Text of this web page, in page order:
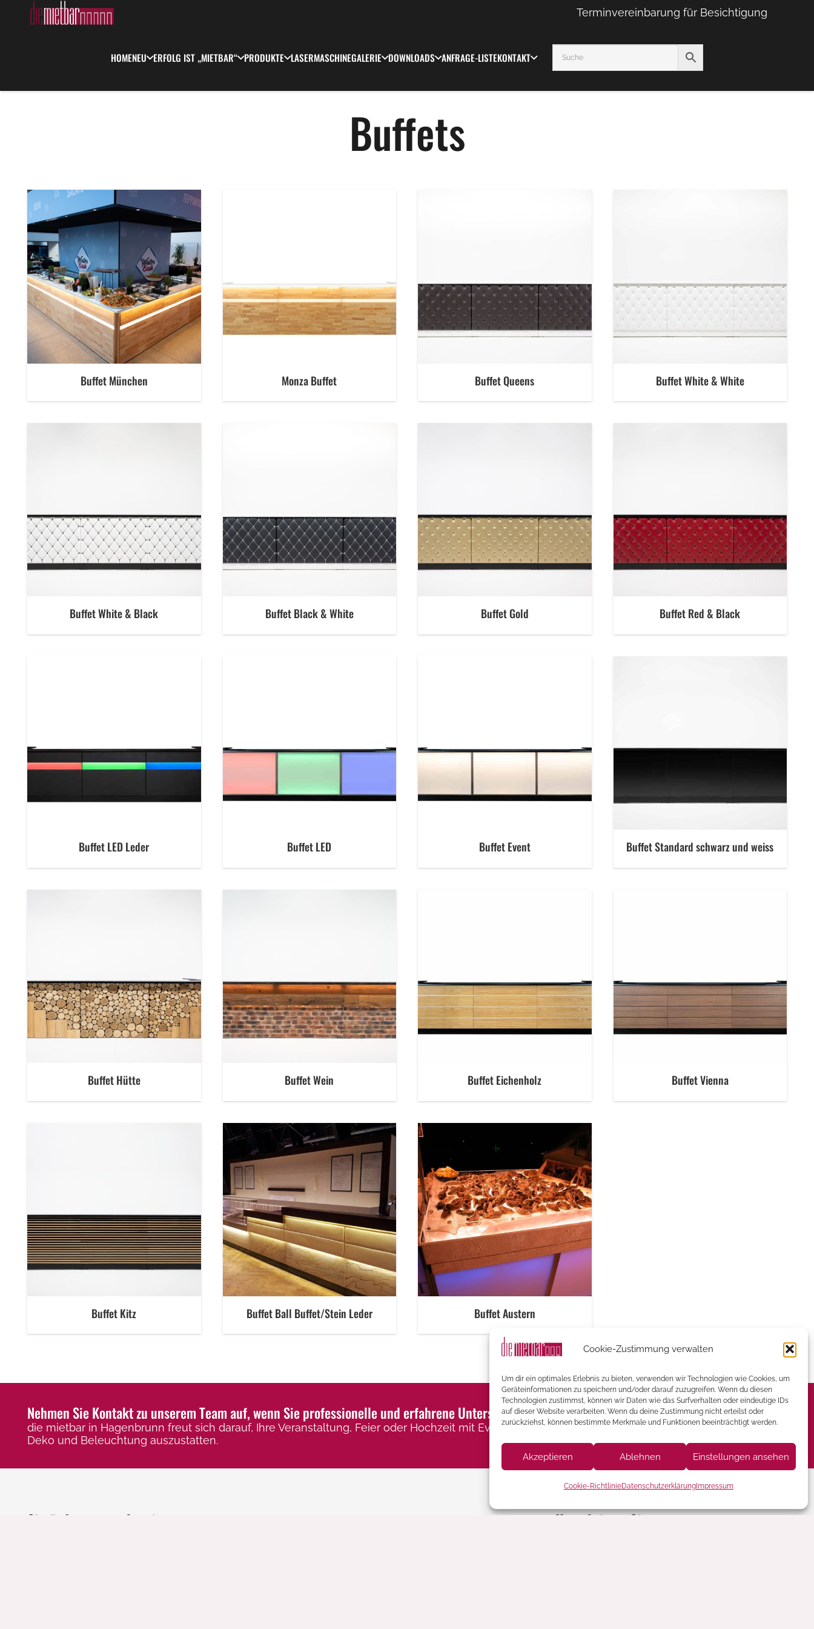
Cookie-Zustimmung verwalten
Um dir ein optimales Erlebnis zu bieten, verwenden wir Technologien wie Cookies, um
Geräteinformationen zu speichern und/oder darauf zuzugreifen. Wenn du diesen
Technologien zustimmst, können wir Daten wie das Surfverhalten oder eindeutige IDs
auf dieser Website verarbeiten. Wenn du deine Zustimmung nicht erteilst oder
zurückziehst, können bestimmte Merkmale und Funktionen beeinträchtigt werden.
Akzeptieren Ablehnen Einstellungen ansehen
Cookie-RichtlinieDatenschutzerklärungImpressum
Terminvereinbarung für Besichtigung
HOMENEU ERFOLG IST „MIETBAR“ PRODUKTE LASERMASCHINEGALERIE DOWNLOADS ANFRAGE-LISTEKONTAKT
Buffets
Buffet München Monza Buffet Buffet Queens Buffet White & White
Buffet White & Black Buffet Black & White Buffet Gold Buffet Red & Black
Buffet LED Leder Buffet LED Buffet Event Buffet Standard schwarz und weiss
Buffet Hütte Buffet Wein Buffet Eichenholz Buffet Vienna
Buffet Kitz Buffet Ball Buffet/Stein Leder Buffet Austern
Nehmen Sie Kontakt zu unserem Team auf, wenn Sie professionelle und erfahrene Unterstützung für Ihr Event wünschen.
die mietbar in Hagenbrunn freut sich darauf, Ihre Veranstaltung, Feier oder Hochzeit mit Eventbuffets, Eventbars, Mobiliar,
Deko und Beleuchtung auszustatten.
Kontakt
Sie finden uns auch auf Kontaktieren Sie uns